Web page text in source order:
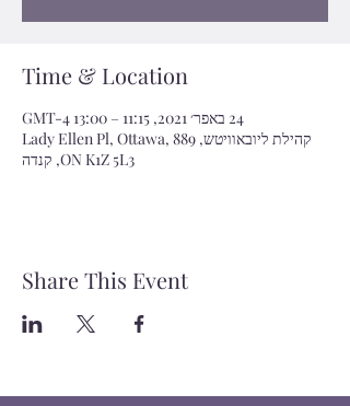
Time & Location
24 באפר׳ 2021, 11:15 – 13:00 GMT-4‎
קהילת ליובאוויטש, 889 Lady Ellen Pl, Ottawa,
ON K1Z 5L3, קנדה
Share This Event